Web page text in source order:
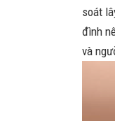
soát
đình
và